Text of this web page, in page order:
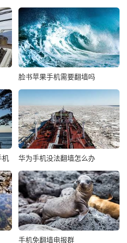
脸书苹果手机需要翻墙吗
机 华为手机没法翻墙怎么办
手机免翻墙电报群